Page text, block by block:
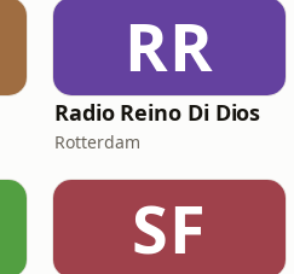
RR
Radio Reino Di Dios
Rotterdam
SF